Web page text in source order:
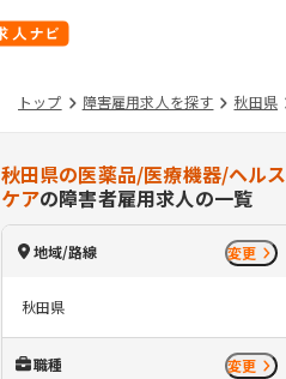
トップ 障害雇用求人を探す 秋田県
秋田県の医薬品/医療機器/ヘルス
ケアの障害者雇用求人の一覧
地域/路線 変更
秋田県
職種 変更